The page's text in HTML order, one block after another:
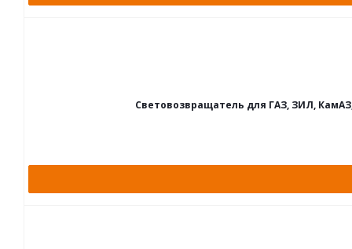
Световозвращатель для ГАЗ, ЗИЛ,